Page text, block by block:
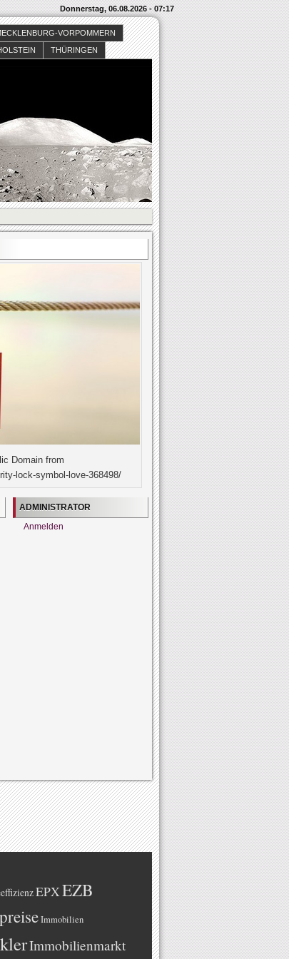
Donnerstag, 06.08.2026 - 07:17
VORPOMMERN
THÜRINGEN
Domain from
lock-symbol-love-368498/
ADMINISTRATOR
Anmelden
EPXEZB
Immobilien
Immobilienmarkt